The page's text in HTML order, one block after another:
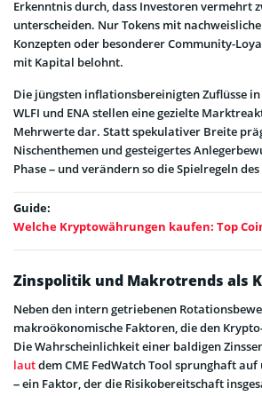
Erkenntnis durch, dass Investoren vermehrt
unterscheiden. Nur Tokens mit
Konzepten oder besonderer Community-
mit Kapital belohnt.
Die jüngsten inflationsbereinigten Zuflüsse in
WLFI und ENA stellen eine gezielte
Mehrwerte dar. Statt spekulativer Breite
Nischenthemen und gesteigertes
Phase – und verändern so die Spielregeln
Guide:
Welche Kryptowährungen kaufen: Top
Zinspolitik und Makrotrends als
Neben den intern getriebenen
makroökonomische Faktoren, die den
Die Wahrscheinlichkeit einer baldigen
lautdem CME FedWatch Tool sprunghaft auf
– ein Faktor, der die Risikobereitschaft